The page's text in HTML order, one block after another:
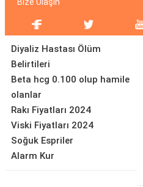
Diyaliz Hastası Ölüm
Belirtileri
Beta hcg 0.100 olup hamile
olanlar
Rakı Fiyatları 2024
Viski Fiyatları 2024
Soğuk Espriler
Alarm Kur